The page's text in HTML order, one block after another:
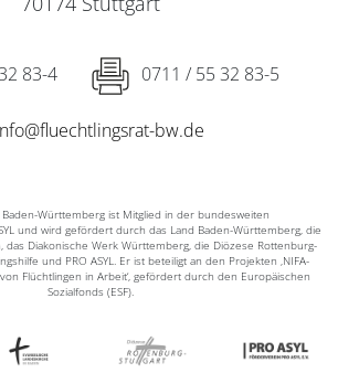
83-4 0711 / 55 32 83-5
bw.de
Baden-Württemberg ist Mitglied in der bundesweiten
und wird gefördert durch das Land Baden-Württemberg, die
das Diakonische Werk Württemberg, die Diözese Rottenburg-
und PRO ASYL. Er ist beteiligt an den Projekten ‚NIFA-
Flüchtlingen in Arbeit‘, gefördert durch den Europäischen
Sozialfonds (ESF).